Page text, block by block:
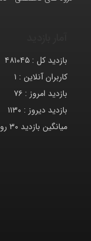
بازدید کل : ۴۸۱۰۴۵
کاربران آنلاین : ۱
بازدید امروز : ۷۶
بازدید دیروز : ۱۱۳۰
میانگین بازدید ۳۰ روز گذشته :